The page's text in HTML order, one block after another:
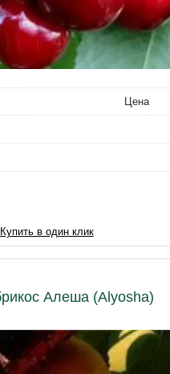
Цена
Купить в один клик
Алеша (Alyosha)